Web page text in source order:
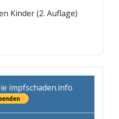
Kinder (2. Auflage)
impfschaden.info